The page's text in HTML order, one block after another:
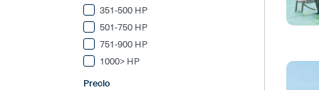
351-500 HP
501-750 HP
751-900 HP
1000> HP
Precio